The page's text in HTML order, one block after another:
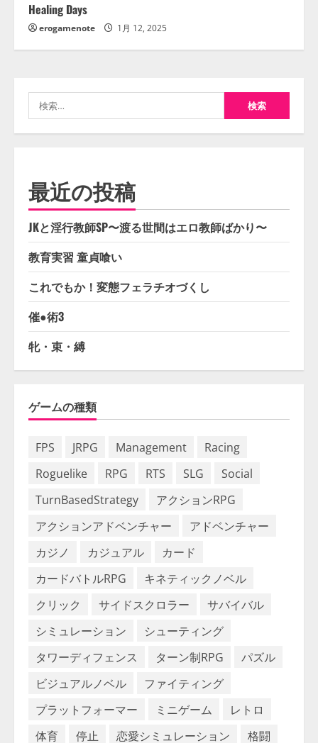
Healing Days
erogamenote 1月 12, 2025
索:
最近の投稿
JKと淫行教師SP〜渡る世間はエロ教師ばかり〜
教育実習 童貞喰い
これでもか！変態フェラチオづくし
催●術3
牝・束・縛
ゲームの種類
FPS JRPG Management
Racing
Roguelike
RPG RTS SLG
Social
TurnBasedStrategy
アクションRPG
アクションアドベンチャー
アドベンチャー
カジノ
カジュアル
カード
カードバトルRPG
キネティックノベル
クリック
サイドスクロラー
サバイバル
シミュレーション
シューティング
タワーディフェンス
ターン制RPG
パズル
ビジュアルノベル
ファイティング
プラットフォーマー
ミニゲーム
レトロ
体育
停止 恋愛シミュレーション 格闘